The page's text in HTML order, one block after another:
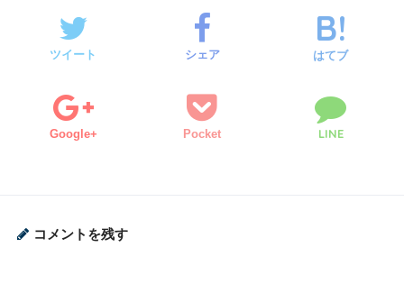
ツイート シェア はてブ
Google+ Pocket LINE
コメントを残す